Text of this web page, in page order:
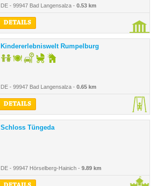
DE - 99947 Bad Langensalza - 0.53 km
DETAILS
Kindererlebniswelt Rumpelburg
DE - 99947 Bad Langensalza - 0.65 km
DETAILS
Schloss Tüngeda
DE - 99947 Hörselberg-Hainich - 9.89 km